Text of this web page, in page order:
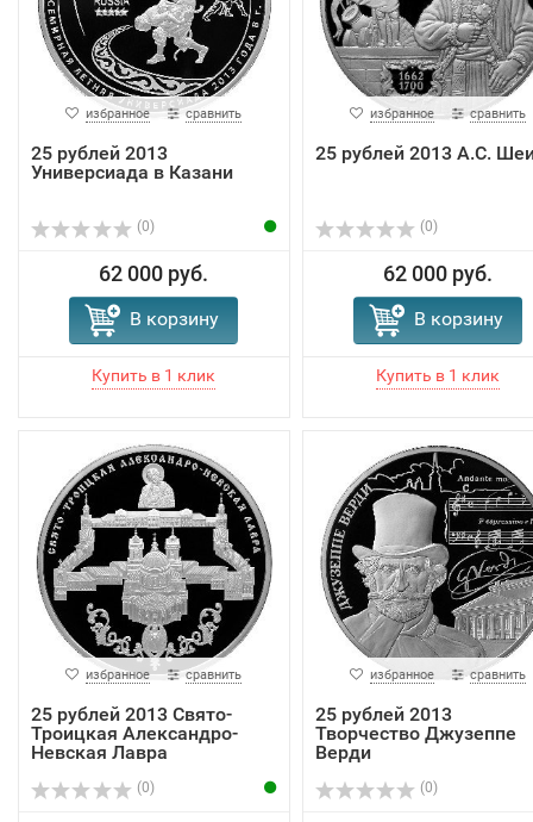
избранное сравнить
25 рублей 2013
Универсиада в Казани
(0)
62 000 руб.
В корзину
избранное сравнить
25 рублей 2013 А.С.
(0)
62 000 руб.
В корзину
избранное сравнить
25 рублей 2013 Свято-
Троицкая Александро-
Невская Лавра
(0)
избранное сравнить
25 рублей 2013
Творчество Джузеппе
Верди
(0)